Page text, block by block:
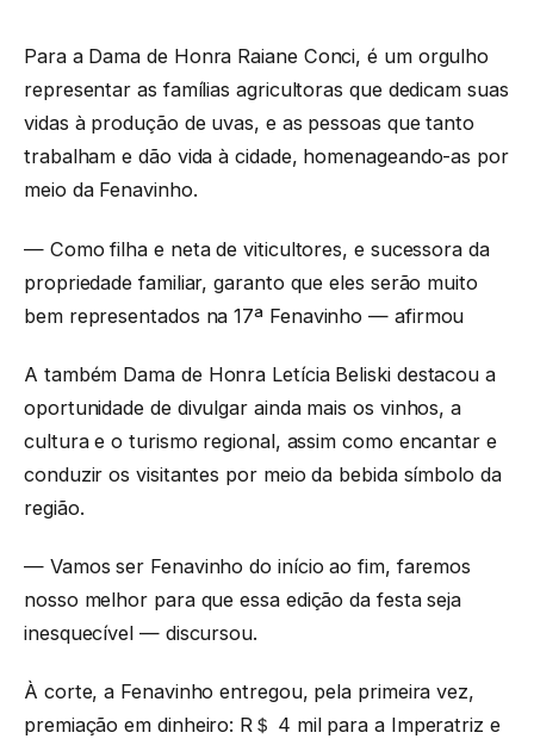
Para a Dama de Honra Raiane Conci, é um orgulho
representar as famílias agricultoras que dedicam suas
vidas à produção de uvas, e as pessoas que tanto
trabalham e dão vida à cidade, homenageando-as por
meio da Fenavinho.
— Como filha e neta de viticultores, e sucessora da
propriedade familiar, garanto que eles serão muito
bem representados na 17ª Fenavinho — afirmou
A também Dama de Honra Letícia Beliski destacou a
oportunidade de divulgar ainda mais os vinhos, a
cultura e o turismo regional, assim como encantar e
conduzir os visitantes por meio da bebida símbolo da
região.
— Vamos ser Fenavinho do início ao fim, faremos
nosso melhor para que essa edição da festa seja
inesquecível — discursou.
À corte, a Fenavinho entregou, pela primeira vez,
premiação em dinheiro: R＄ 4 mil para a Imperatriz e